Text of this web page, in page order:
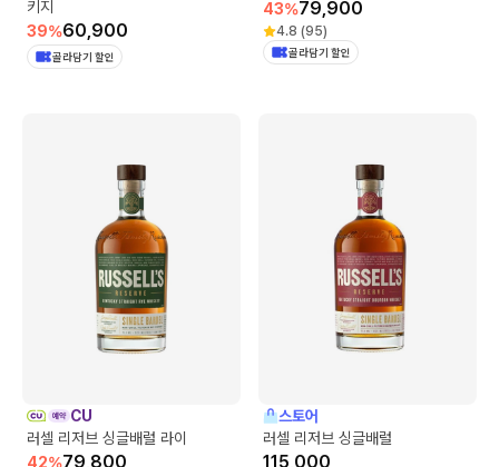
키지
39%60,900
골라담기 할인
43%79,900
4.8 (95)
골라담기 할인
CU
러셀 리저브 싱글배럴 라이
42%79,800
스토어
러셀 리저브 싱글배럴
115,000